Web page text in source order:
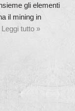
gli elementi
il mining in
Leggi tutto »